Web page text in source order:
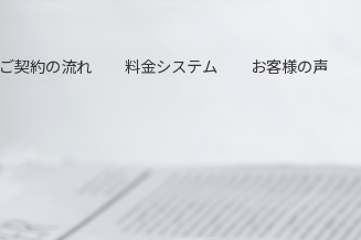
ご契約の流れ 料金システム お客様の声